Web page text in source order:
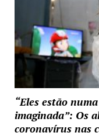
“Eles estão
imaginada”: Os
coronavírus nas